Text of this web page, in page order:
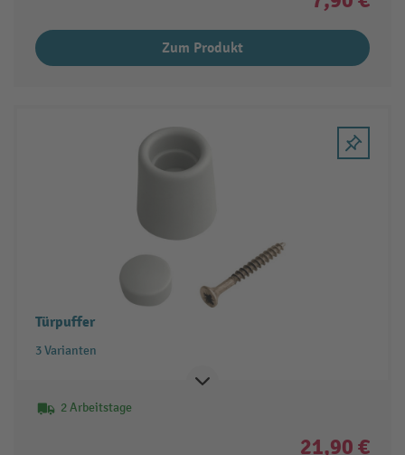
Zum Produkt
Türpuffer
3 Varianten
2 Arbeitstage
21,90 €